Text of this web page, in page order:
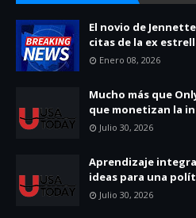
El novio de
citas de la ex
Enero 08, 2026
Mucho más que
que monetizan la
Julio 30, 2026
Aprendizaje
ideas para una
Julio 30, 2026